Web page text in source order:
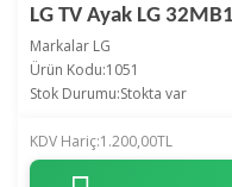
LG TV Ayak LG
Markalar LG
Ürün Kodu:1051
Stok Durumu:Stokta var
KDV Hariç:1.200,00TL